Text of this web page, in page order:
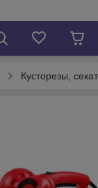
Кусторезы,